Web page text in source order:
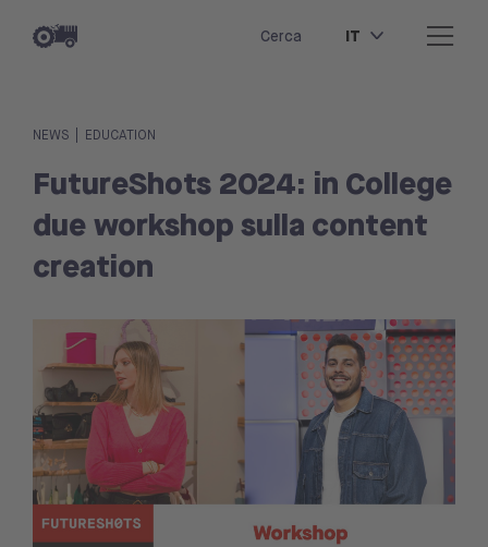
Cerca IT
NEWS EDUCATION
FutureShots 2024: in College
due workshop sulla content
creation